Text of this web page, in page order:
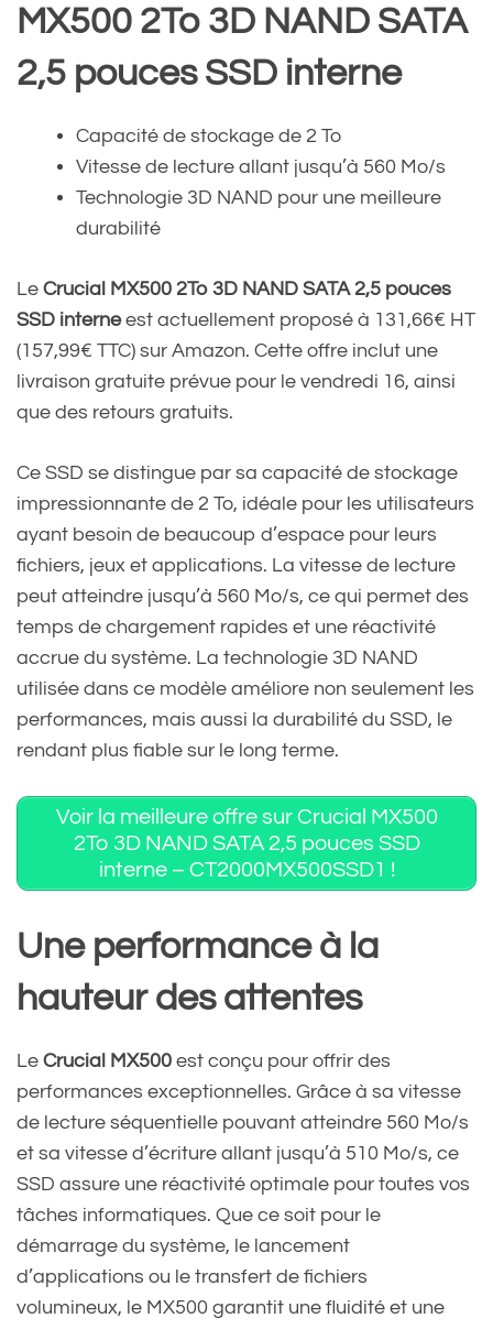
MX500 2To 3D NAND SATA
2,5 pouces SSD interne
Capacité de stockage de 2 To
Vitesse de lecture allant jusqu’à 560 Mo/s
Technologie 3D NAND pour une meilleure
durabilité
Le Crucial MX500 2To 3D NAND SATA 2,5 pouces
SSD interneest actuellement proposé à 131,66€ HT
(157,99€ TTC) sur Amazon. Cette offre inclut une
livraison gratuite prévue pour le vendredi 16, ainsi
que des retours gratuits.
Ce SSD se distingue par sa capacité de stockage
impressionnante de 2 To, idéale pour les utilisateurs
ayant besoin de beaucoup d’espace pour leurs
fichiers, jeux et applications. La vitesse de lecture
peut atteindre jusqu’à 560 Mo/s, ce qui permet des
temps de chargement rapides et une réactivité
accrue du système. La technologie 3D NAND
utilisée dans ce modèle améliore non seulement les
performances, mais aussi la durabilité du SSD, le
rendant plus fiable sur le long terme.
Voir la meilleure offre sur Crucial MX500
2To 3D NAND SATA 2,5 pouces SSD
interne – CT2000MX500SSD1 !
Une performance à la
hauteur des attentes
Le Crucial MX500 est conçu pour offrir des
performances exceptionnelles. Grâce à sa vitesse
de lecture séquentielle pouvant atteindre 560 Mo/s
et sa vitesse d’écriture allant jusqu’à 510 Mo/s, ce
SSD assure une réactivité optimale pour toutes vos
tâches informatiques. Que ce soit pour le
démarrage du système, le lancement
d’applications ou le transfert de fichiers
volumineux, le MX500 garantit une fluidité et une